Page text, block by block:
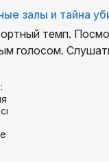
залы и тайна
темп.
голосом.